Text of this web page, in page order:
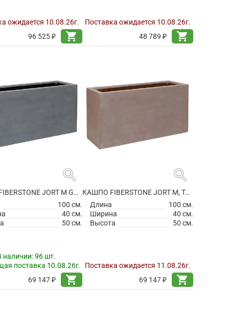
ожидается 10.08.26г.
96 525 ₽
shopping_cart
Поставка ожидается 10.08.26г.
48 789 ₽
shopping_cart
search
КАШПО FIBERSTONE JORT M GREY
100 см.
40 см.
50 см.
наличии:96 шт.
поставка 10.08.26г.
69 147 ₽
shopping_cart
search
КАШПО FIBERSTONE JORT M, TAUPE
Длина
100 см.
Ширина
40 см.
Высота
50 см.
Поставка ожидается 11.08.26г.
69 147 ₽
shopping_cart